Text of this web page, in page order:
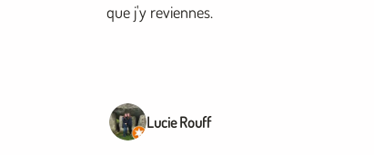
que j'y reviennes.
Lucie Rouff